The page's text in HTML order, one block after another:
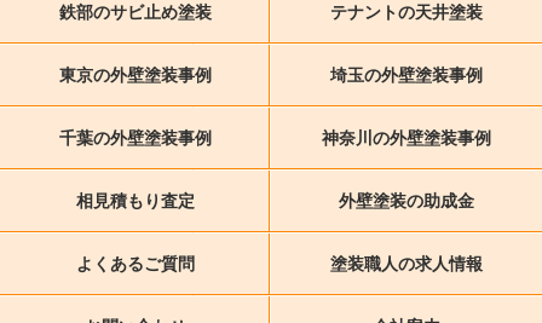
鉄部のサビ止め塗装 テナントの天井塗装
東京の外壁塗装事例 埼玉の外壁塗装事例
千葉の外壁塗装事例 神奈川の外壁塗装事例
相見積もり査定 外壁塗装の助成金
よくあるご質問 塗装職人の求人情報